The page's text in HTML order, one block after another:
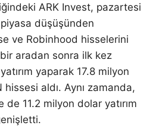
ARK Invest, pazartesi
düşüşünden
ve Robinhood hisselerini
bir aradan sonra ilk kez
yaparak 17.8 milyon
aldı. Aynı zamanda,
11.2 milyon dolar yatırım